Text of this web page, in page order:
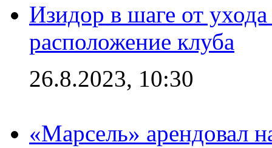
Изидор в шаге от
расположение клуба
26.8.2023, 10:30
«Марсель» арендовал